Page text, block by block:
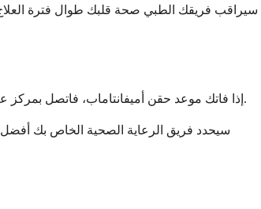
إذا فاتك موعد حقن أميفانتاماب، فاتصل بمركز علاج السرطان الخاص بك في أقرب وقت ممكن لإعادة تحديد الموعد. لا تقلق كثيرًا بشأن فقدان علاج واحد، حيث يمكن لفريقك الطبي تعديل جدولك الزمني بأمان.
سيحدد فريق الرعاية الصحية الخاص بك أفضل